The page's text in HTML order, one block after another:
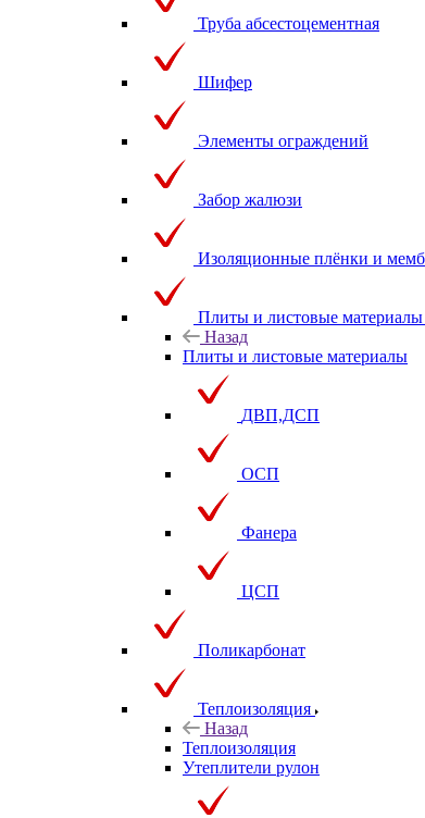
Труба абсестоцементная
Шифер
Элементы ограждений
Забор жалюзи
Изоляционные плёнки и
Плиты и листовые материалы
Назад
Плиты и листовые материалы
ДВП,ДСП
ОСП
Фанера
ЦСП
Поликарбонат
Теплоизоляция
Назад
Теплоизоляция
Утеплители рулон